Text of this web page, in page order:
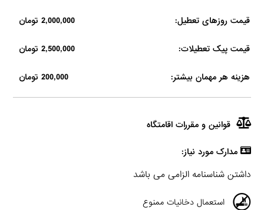
قیمت روزهای تعطیل: 2,000,000 تومان
قیمت پیک تعطیلات: 2,500,000 تومان
هزینه هر مهمان بیشتر: 200,000 تومان
قوانین و مقررات اقامتگاه
مدارک مورد نیاز:
داشتن شناسنامه الزامی می باشد
استعمال دخانیات ممنوع